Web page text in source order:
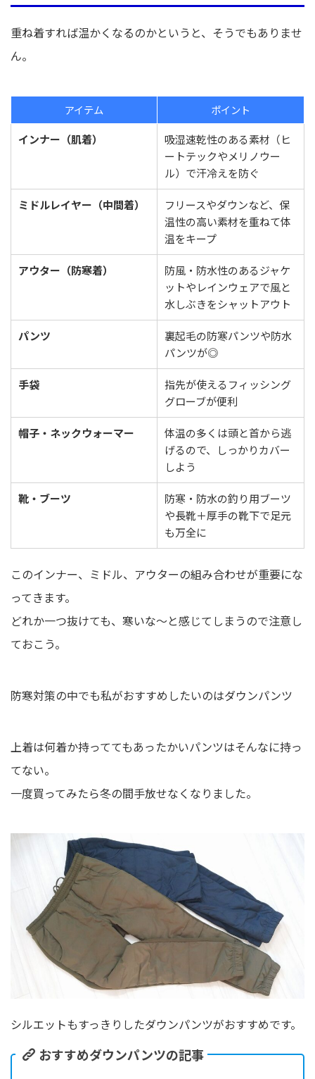
重ね着すれば温かくなるのかというと、そうでもありませ
ん。
アイテム
ポイント
インナー（肌着）
吸湿速乾性のある素材（ヒ
ートテックやメリノウー
ル）で汗冷えを防ぐ
ミドルレイヤー（中間着）
フリースやダウンなど、保
温性の高い素材を重ねて体
温をキープ
アウター（防寒着）
防風・防水性のあるジャケ
ットやレインウェアで風と
水しぶきをシャットアウト
パンツ
裏起毛の防寒パンツや防水
パンツが◎
手袋
指先が使えるフィッシング
グローブが便利
帽子・ネックウォーマー
体温の多くは頭と首から逃
げるので、しっかりカバー
しよう
靴・ブーツ
防寒・防水の釣り用ブーツ
や長靴＋厚手の靴下で足元
も万全に
このインナー、ミドル、アウターの組み合わせが重要にな
ってきます。
どれか一つ抜けても、寒いな～と感じてしまうので注意し
ておこう。
防寒対策の中でも私がおすすめしたいのはダウンパンツ
上着は何着か持っててもあったかいパンツはそんなに持っ
てない。
一度買ってみたら冬の間手放せなくなりました。
シルエットもすっきりしたダウンパンツがおすすめです。
おすすめダウンパンツの記事